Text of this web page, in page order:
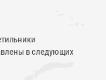
в следующих